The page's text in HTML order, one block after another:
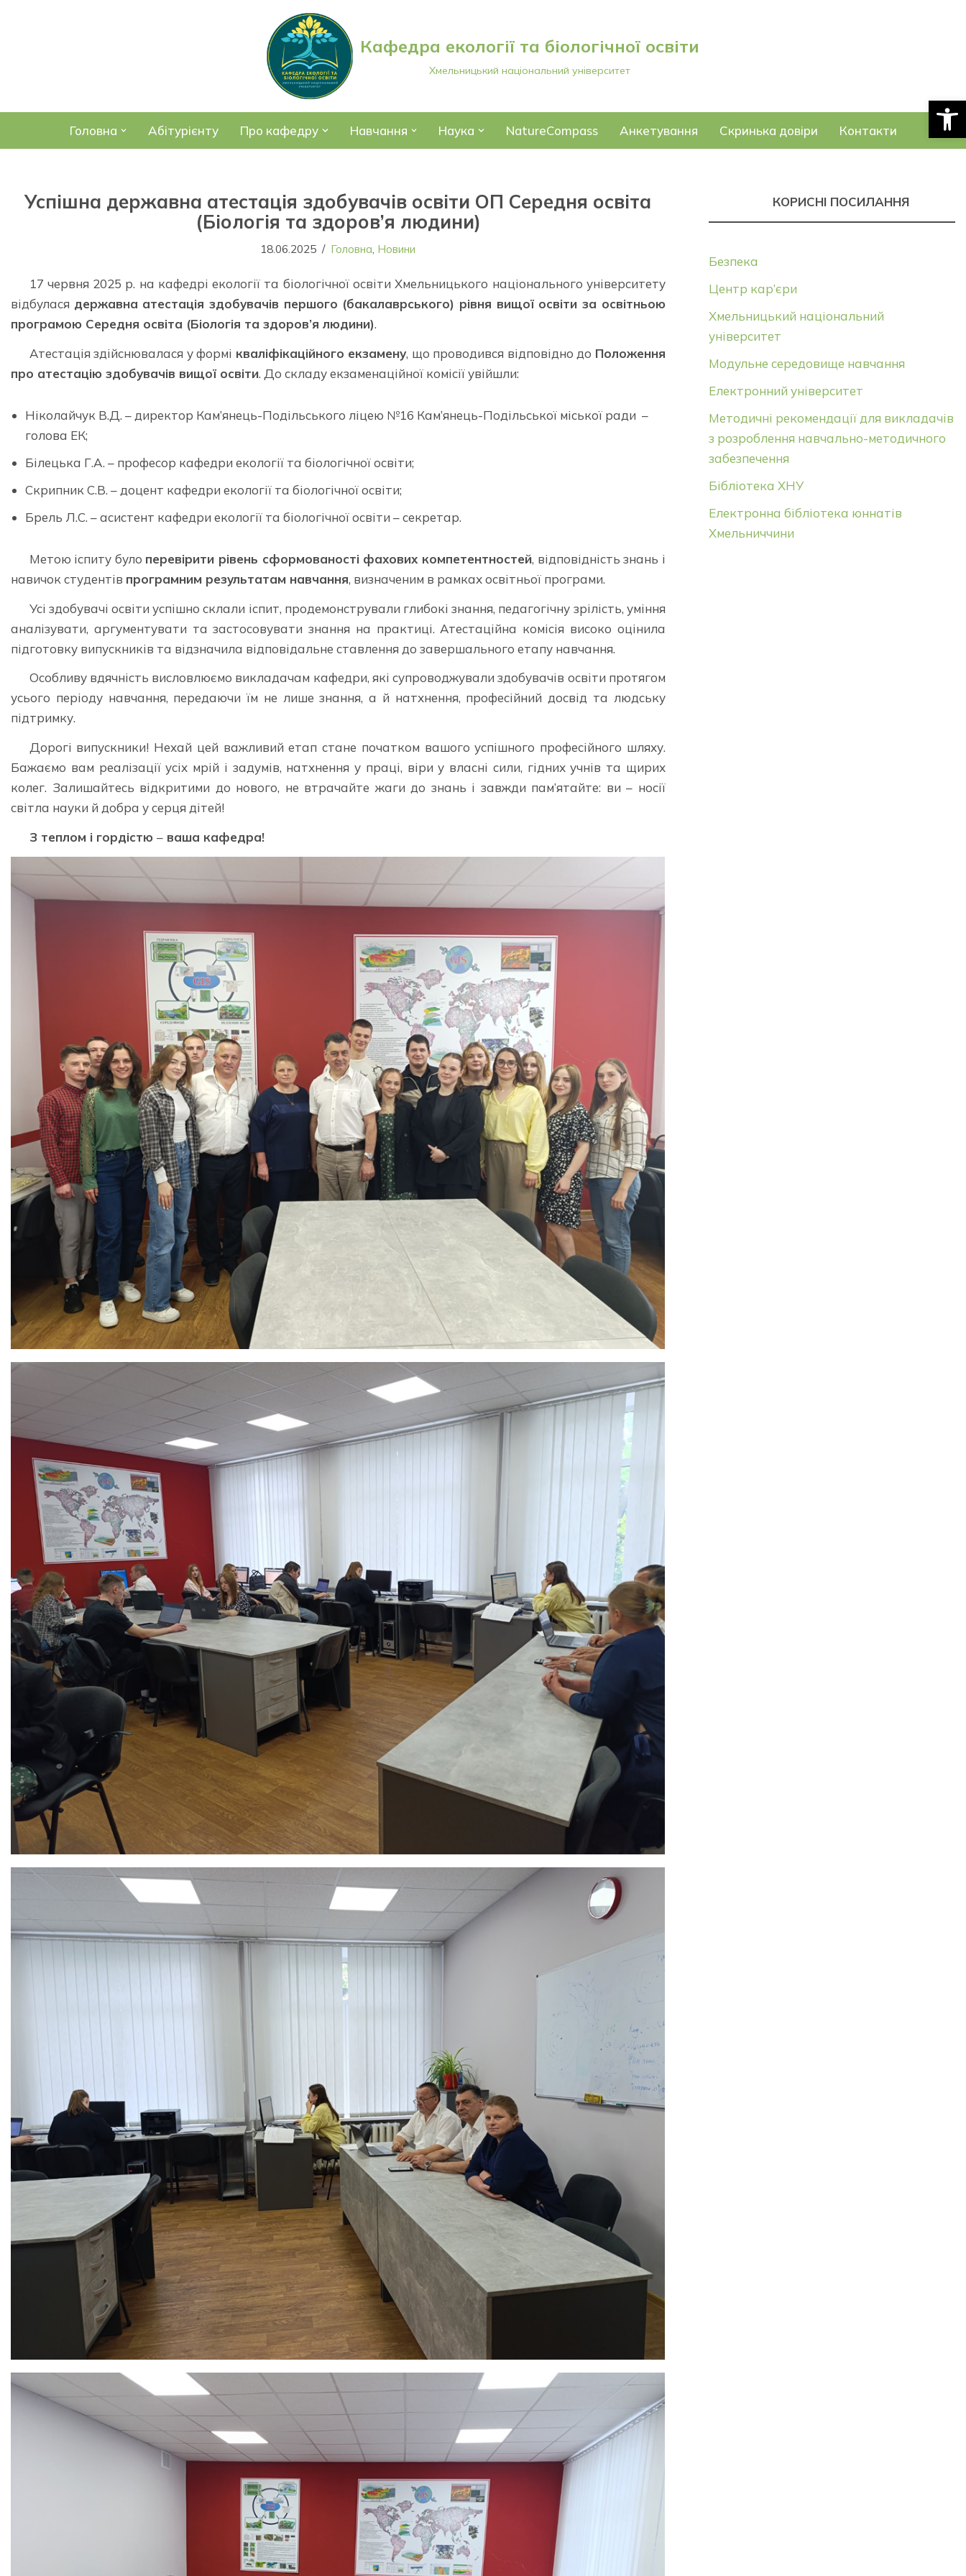
Кафедра екології та біологічної освіти
Хмельницький національний університет
Головна Абітурієнту Про кафедру Навчання Наука NatureCompass Анкетування Скринька довіри Контакти
Успішна державна атестація здобувачів освіти ОП Середня освіта
(Біологія та здоров’я людини)
18.06.2025 Головна, Новини
17 червня 2025 р. на кафедрі екології та біологічної освіти Хмельницького національного університету
відбулася державна атестація здобувачів першого (бакалаврського) рівня вищої освіти за освітньою
програмою Середня освіта (Біологія та здоров’я людини).
Атестація здійснювалася у формі кваліфікаційного екзамену, що проводився відповідно до Положення
про атестацію здобувачів вищої освіти. До складу екзаменаційної комісії увійшли:
Ніколайчук В.Д. – директор Кам’янець-Подільського ліцею №16 Кам’янець-Подільської міської ради –
голова ЕК;
Білецька Г.А. – професор кафедри екології та біологічної освіти;
Скрипник С.В. – доцент кафедри екології та біологічної освіти;
Брель Л.С. – асистент кафедри екології та біологічної освіти – секретар.
Метою іспиту було перевірити рівень сформованості фахових компетентностей, відповідність знань і
навичок студентів програмним результатам навчання, визначеним в рамках освітньої програми.
Усі здобувачі освіти успішно склали іспит, продемонстрували глибокі знання, педагогічну зрілість, уміння
аналізувати, аргументувати та застосовувати знання на практиці. Атестаційна комісія високо оцінила
підготовку випускників та відзначила відповідальне ставлення до завершального етапу навчання.
Особливу вдячність висловлюємо викладачам кафедри, які супроводжували здобувачів освіти протягом
усього періоду навчання, передаючи їм не лише знання, а й натхнення, професійний досвід та людську
підтримку.
Дорогі випускники! Нехай цей важливий етап стане початком вашого успішного професійного шляху.
Бажаємо вам реалізації усіх мрій і задумів, натхнення у праці, віри у власні сили, гідних учнів та щирих
колег. Залишайтесь відкритими до нового, не втрачайте жаги до знань і завжди пам’ятайте: ви – носії
світла науки й добра у серця дітей!
З теплом і гордістю –ваша кафедра!
КОРИСНІ ПОСИЛАННЯ
Безпека
Центр кар’єри
Хмельницький національний
університет
Модульне середовище навчання
Електронний університет
Методичні рекомендації для викладачів
з розроблення навчально-методичного
забезпечення
Бібліотека ХНУ
Електронна бібліотека юннатів
Хмельниччини